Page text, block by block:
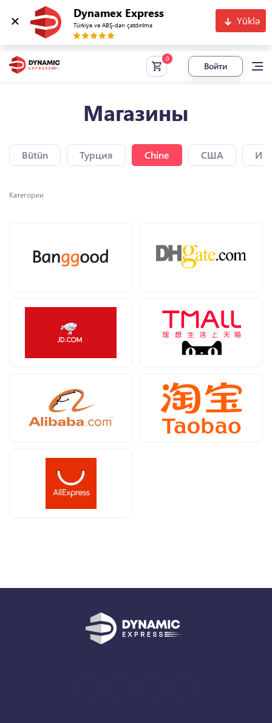
Dynamex Express
Türkiyə və ABŞ-dan çatdırılma Yüklə
Войти
Магазины
Bütün Турция Chine США
Категории